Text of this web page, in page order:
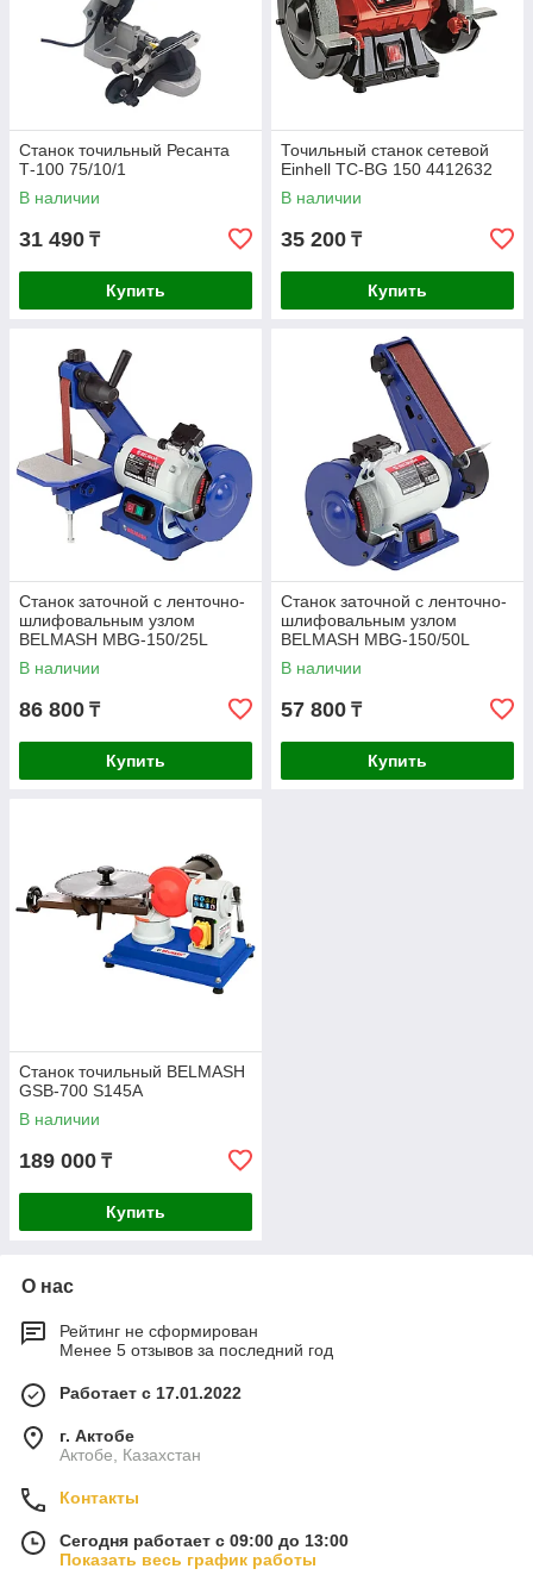
Станок точильный Ресанта
Т-100 75/10/1
В наличии
31 490 ₸
Купить
Точильный станок сетевой
Einhell TC-BG 150 4412632
В наличии
35 200 ₸
Купить
Станок заточной с ленточно-
шлифовальным узлом
BELMASH MBG-150/25L
В наличии
86 800 ₸
Купить
Станок заточной с ленточно-
шлифовальным узлом
BELMASH MBG-150/50L
В наличии
57 800 ₸
Купить
Станок точильный BELMASH
GSB-700 S145A
В наличии
189 000 ₸
Купить
О нас
Рейтинг не сформирован
Менее 5 отзывов за последний год
Работает с 17.01.2022
г. Актобе
Актобе, Казахстан
Контакты
Сегодня работает с 09:00 до 13:00
Показать весь график работы